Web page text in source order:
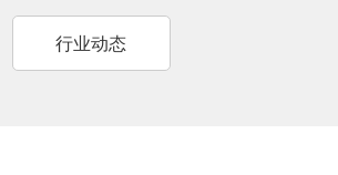
行业动态